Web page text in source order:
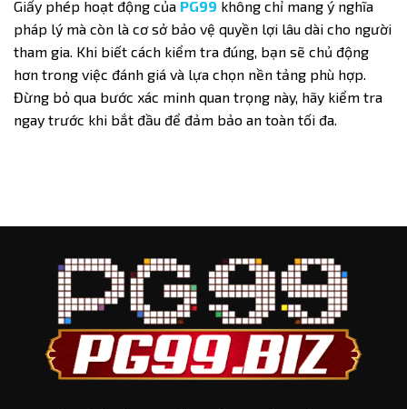
Giấy phép hoạt động của PG99 không chỉ mang ý nghĩa
pháp lý mà còn là cơ sở bảo vệ quyền lợi lâu dài cho người
tham gia. Khi biết cách kiểm tra đúng, bạn sẽ chủ động
hơn trong việc đánh giá và lựa chọn nền tảng phù hợp.
Đừng bỏ qua bước xác minh quan trọng này, hãy kiểm tra
ngay trước khi bắt đầu để đảm bảo an toàn tối đa.